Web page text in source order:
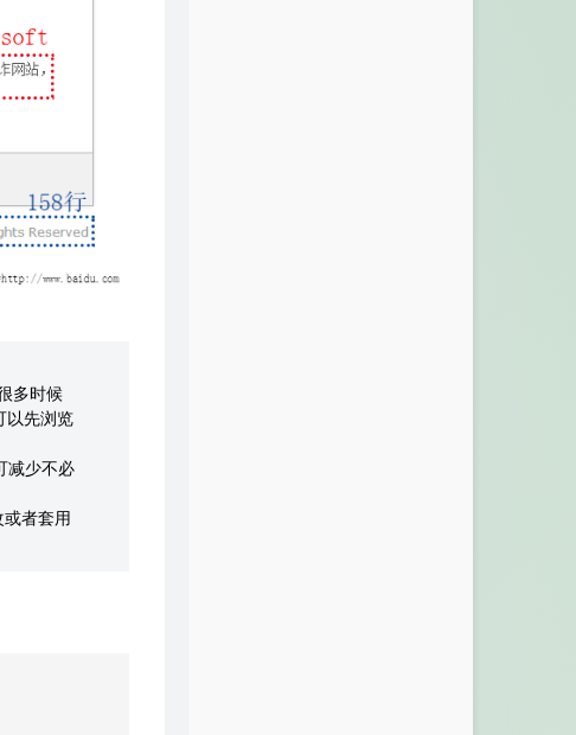
多时候
以先浏览
减少不必
者套用